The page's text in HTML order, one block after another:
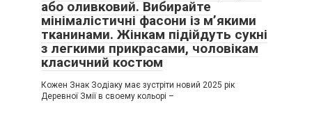
або оливковий. Вибирайте
мінімалістичні фасони із м’якими
тканинами. Жінкам підійдуть сукні
з легкими прикрасами, чоловікам
класичний костюм
Кожен Знак Зодіаку має зустріти новий 2025 рік
Деревної Змії в своему кольорі –